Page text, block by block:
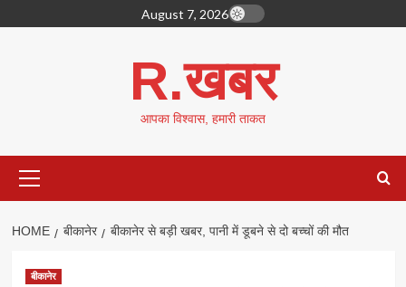
to
August 7, 2026
R.खबर
आपका विश्वास, हमारी ताकत
Menu
HOME बीकानेर बीकानेर से बड़ी खबर, पानी में डूबने से दो बच्चों की मौत
बीकानेर